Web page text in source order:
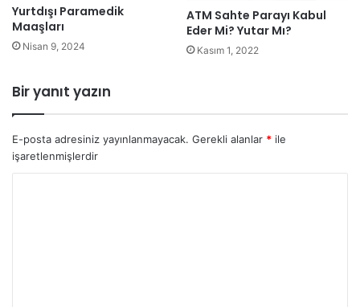
Yurtdışı Paramedik
Maaşları
Nisan 9, 2024
ATM Sahte Parayı Kabul
Eder Mi? Yutar Mı?
Kasım 1, 2022
Bir yanıt yazın
E-posta adresiniz yayınlanmayacak. Gerekli alanlar * ile
işaretlenmişlerdir